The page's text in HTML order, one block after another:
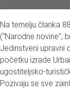
Na temelju članka
(“Narodne novine”,
Jedinstveni upravni
početku izrade
ugostiteljsko-
Pozivaju se sve